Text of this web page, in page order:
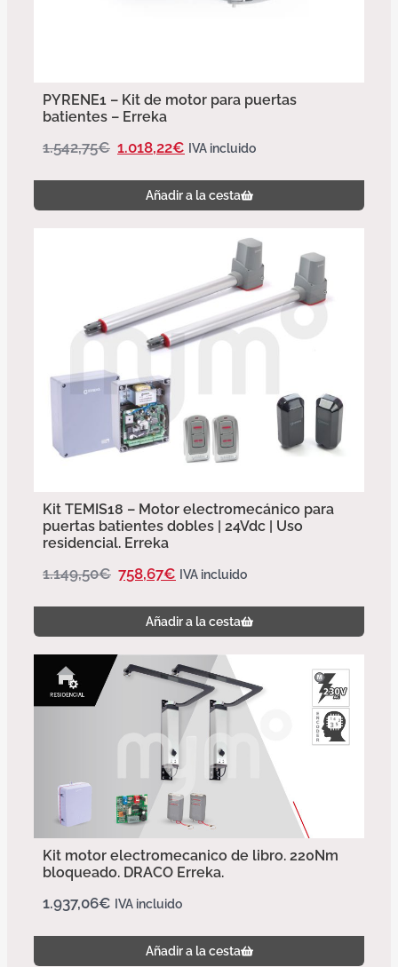
PYRENE1 – Kit de motor para puertas
batientes – Erreka
1.542,75€ 1.018,22€ IVA incluido
Añadir a la cesta
Kit TEMIS18 – Motor electromecánico para
puertas batientes dobles | 24Vdc | Uso
residencial. Erreka
1.149,50€ 758,67€ IVA incluido
Añadir a la cesta
Kit motor electromecanico de libro. 220Nm
bloqueado. DRACO Erreka.
1.937,06€ IVA incluido
Añadir a la cesta